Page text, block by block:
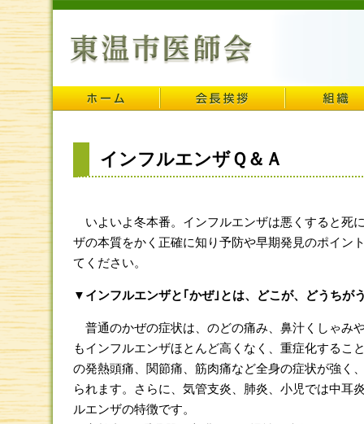
インフルエンザＱ＆Ａ
いよいよ冬本番。インフルエンザは悪くすると死
ザの本質をかく正確に知り予防や早期発見のポイン
てください。
▼インフルエンザと｢かぜ｣とは、どこが、どうちが
普通のかぜの症状は、のどの痛み、鼻汁くしゃみ
もインフルエンザほとんど高くなく、重症化するこ
の発熱頭痛、関節痛、筋肉痛など全身の症状が強く
られます。さらに、気管支炎、肺炎、小児では中耳
ルエンザの特徴です。